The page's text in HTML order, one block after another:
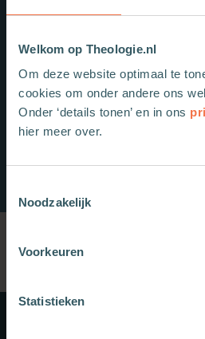
Welkom op Theologie.nl
Om deze website optimaal te
cookies om onder andere ons
Onder ‘details tonen’ en in ons
hier meer over.
Noodzakelijk
Voorkeuren
Statistieken